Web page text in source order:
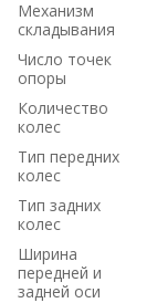
Механизм
складывания
Число точек
опоры
Количество
колес
Тип передних
колес
Тип задних
колес
Ширина
передней и
задней оси